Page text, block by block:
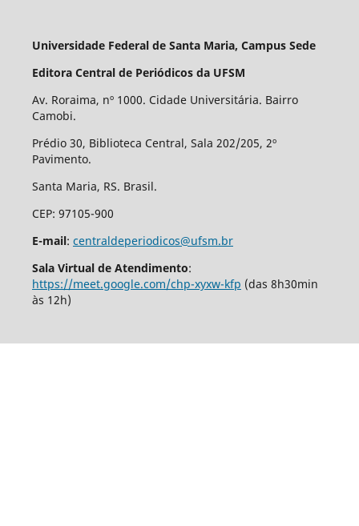
Universidade Federal de Santa Maria, Campus Sede
Editora Central de Periódicos da UFSM
Av. Roraima, nº 1000. Cidade Universitária. Bairro
Camobi.
Prédio 30, Biblioteca Central, Sala 202/205, 2º
Pavimento.
Santa Maria, RS. Brasil.
CEP: 97105-900
E-mail: centraldeperiodicos@ufsm.br
Sala Virtual de Atendimento:
https://meet.google.com/chp-xyxw-kfp (das 8h30min
às 12h)